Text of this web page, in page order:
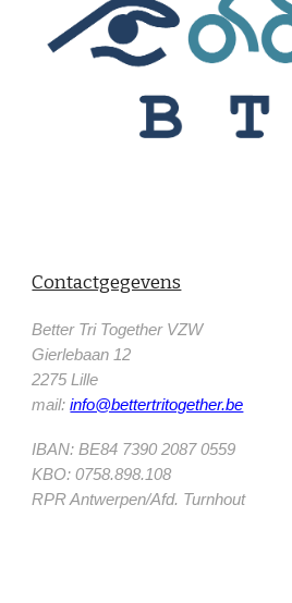
Contactgegevens
Better Tri Together VZW
Gierlebaan 12
2275 Lille
mail:info@bettertritogether.be
IBAN: BE84 7390 2087 0559
KBO: 0758.898.108
RPR Antwerpen/Afd. Turnhout